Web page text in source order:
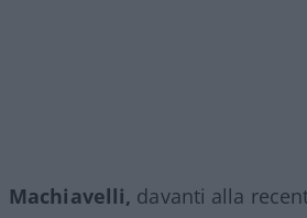
Machiavelli, davanti alla